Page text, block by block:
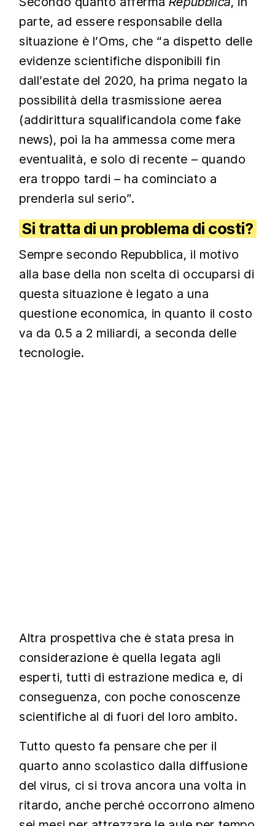
parte, ad essere responsabile della
situazione è l’Oms, che “a dispetto delle
evidenze scientifiche disponibili fin
dall’estate del 2020, ha prima negato la
possibilità della trasmissione aerea
(addirittura squalificandola come fake
news), poi la ha ammessa come mera
eventualità, e solo di recente – quando
era troppo tardi – ha cominciato a
prenderla sul serio”.
Si tratta di un problema di costi?
Sempre secondo Repubblica, il motivo
alla base della non scelta di occuparsi di
questa situazione è legato a una
questione economica, in quanto il costo
va da 0.5 a 2 miliardi, a seconda delle
tecnologie.
Altra prospettiva che è stata presa in
considerazione è quella legata agli
esperti, tutti di estrazione medica e, di
conseguenza, con poche conoscenze
scientifiche al di fuori del loro ambito.
Tutto questo fa pensare che per il
quarto anno scolastico dalla diffusione
del virus, ci si trova ancora una volta in
ritardo, anche perché occorrono almeno